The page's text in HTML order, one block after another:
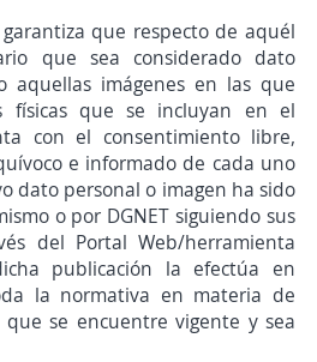
que respecto de aquél
que sea considerado dato
aquellas imágenes en las que
físicas que se incluyan en el
con el consentimiento libre,
e informado de cada uno
dato personal o imagen ha sido
o por DGNET siguiendo sus
del Portal Web/herramienta
publicación la efectúa en
la normativa en materia de
se encuentre vigente y sea